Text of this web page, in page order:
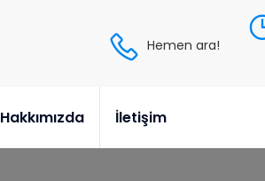
Hemen ara!
Hakkımızda İletişim